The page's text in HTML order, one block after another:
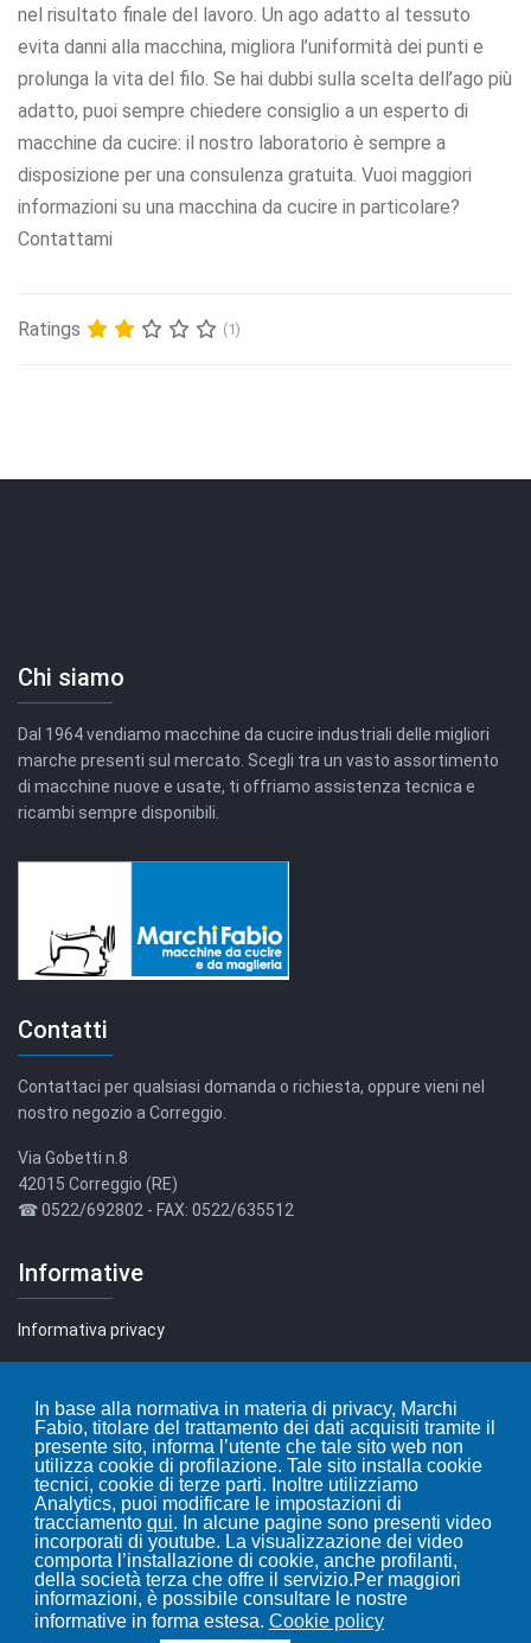
In base alla normativa in materia di privacy, Marchi
Fabio, titolare del trattamento dei dati acquisiti tramite il
presente sito, informa l’utente che tale sito web non
utilizza cookie di profilazione. Tale sito installa cookie
tecnici, cookie di terze parti. Inoltre utilizziamo
Analytics, puoi modificare le impostazioni di
tracciamento qui. In alcune pagine sono presenti video
incorporati di youtube. La visualizzazione dei video
comporta l’installazione di cookie, anche profilanti,
della società terza che offre il servizio.Per maggiori
informazioni, è possibile consultare le nostre
informative in forma estesa. Cookie policy
nel risultato finale del lavoro. Un ago adatto al tessuto
evita danni alla macchina, migliora l’uniformità dei punti e
prolunga la vita del filo. Se hai dubbi sulla scelta dell’ago più
adatto, puoi sempre chiedere consiglio a un esperto di
macchine da cucire: il nostro laboratorio è sempre a
disposizione per una consulenza gratuita. Vuoi maggiori
informazioni su una macchina da cucire in particolare?
Contattami
Ratings (1)
Chi siamo
Dal 1964 vendiamo macchine da cucire industriali delle migliori
marche presenti sul mercato. Scegli tra un vasto assortimento
di macchine nuove e usate, ti offriamo assistenza tecnica e
ricambi sempre disponibili.
Contatti
Contattaci per qualsiasi domanda o richiesta, oppure vieni nel
nostro negozio a Correggio.
Via Gobetti n.8
42015 Correggio (RE)
☎ 0522/692802 - FAX: 0522/635512
Informative
Informativa privacy
Leggi i nostri articoli...
Blog